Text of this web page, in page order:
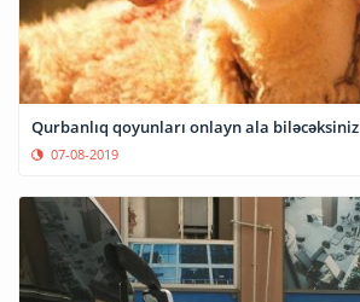
Qurbanlıq qoyunları onlayn ala biləcəksiniz
07-08-2019